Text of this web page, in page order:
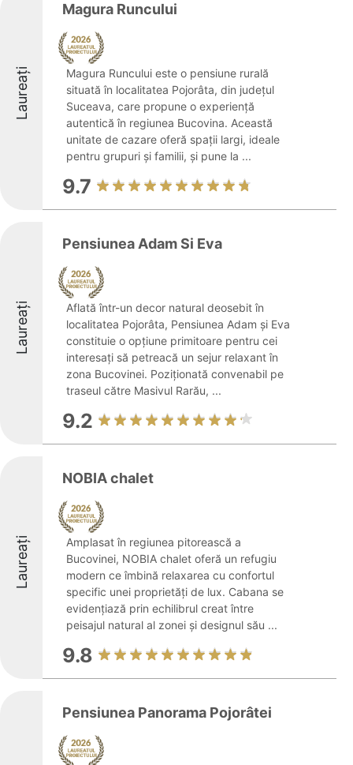
Laureați
Magura Runcului
Magura Runcului este o pensiune rurală
situată în localitatea Pojorâta, din județul
Suceava, care propune o experiență
autentică în regiunea Bucovina. Această
unitate de cazare oferă spații largi, ideale
pentru grupuri și familii, și pune la ...
9.7
Laureați
Pensiunea Adam Si Eva
Aflată într-un decor natural deosebit în
localitatea Pojorâta, Pensiunea Adam și Eva
constituie o opțiune primitoare pentru cei
interesați să petreacă un sejur relaxant în
zona Bucovinei. Poziționată convenabil pe
traseul către Masivul Rarău, ...
9.2
Laureați
NOBIA chalet
Amplasat în regiunea pitorească a
Bucovinei, NOBIA chalet oferă un refugiu
modern ce îmbină relaxarea cu confortul
specific unei proprietăți de lux. Cabana se
evidențiază prin echilibrul creat între
peisajul natural al zonei și designul său ...
9.8
Pensiunea Panorama Pojorâtei